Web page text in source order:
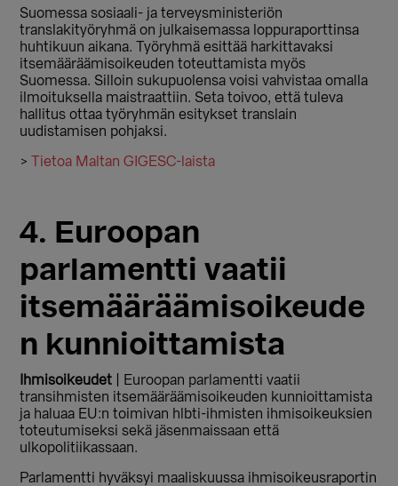
Suomessa sosiaali- ja terveysministeriön
translakityöryhmä on julkaisemassa loppuraporttinsa
huhtikuun aikana. Työryhmä esittää harkittavaksi
itsemääräämisoikeuden toteuttamista myös
Suomessa. Silloin sukupuolensa voisi vahvistaa omalla
ilmoituksella maistraattiin. Seta toivoo, että tuleva
hallitus ottaa työryhmän esitykset translain
uudistamisen pohjaksi.
> Tietoa Maltan GIGESC-laista
4. Euroopan
parlamentti vaatii
itsemääräämisoikeude
n kunnioittamista
Ihmisoikeudet | Euroopan parlamentti vaatii
transihmisten itsemääräämisoikeuden kunnioittamista
ja haluaa EU:n toimivan hlbti-ihmisten ihmisoikeuksien
toteutumiseksi sekä jäsenmaissaan että
ulkopolitiikassaan.
Parlamentti hyväksyi maaliskuussa ihmisoikeusraportin